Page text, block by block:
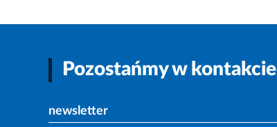
Pozostańmy w kontakcie
newsletter